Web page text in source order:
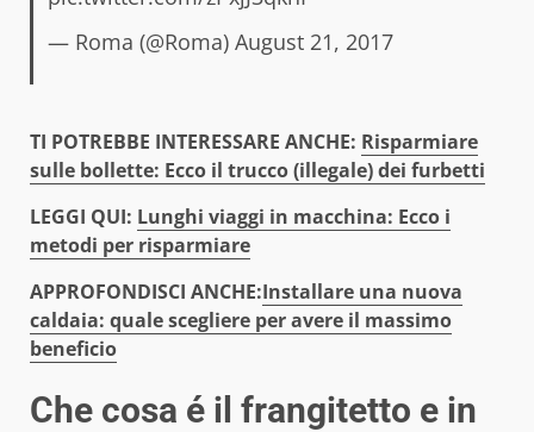
— Roma (@Roma) August 21, 2017
TI POTREBBE INTERESSARE ANCHE: Risparmiare
sulle bollette: Ecco il trucco (illegale) dei furbetti
LEGGI QUI: Lunghi viaggi in macchina: Ecco i
metodi per risparmiare
APPROFONDISCI ANCHE:Installare una nuova
caldaia: quale scegliere per avere il massimo
beneficio
Che cosa é il frangitetto e in